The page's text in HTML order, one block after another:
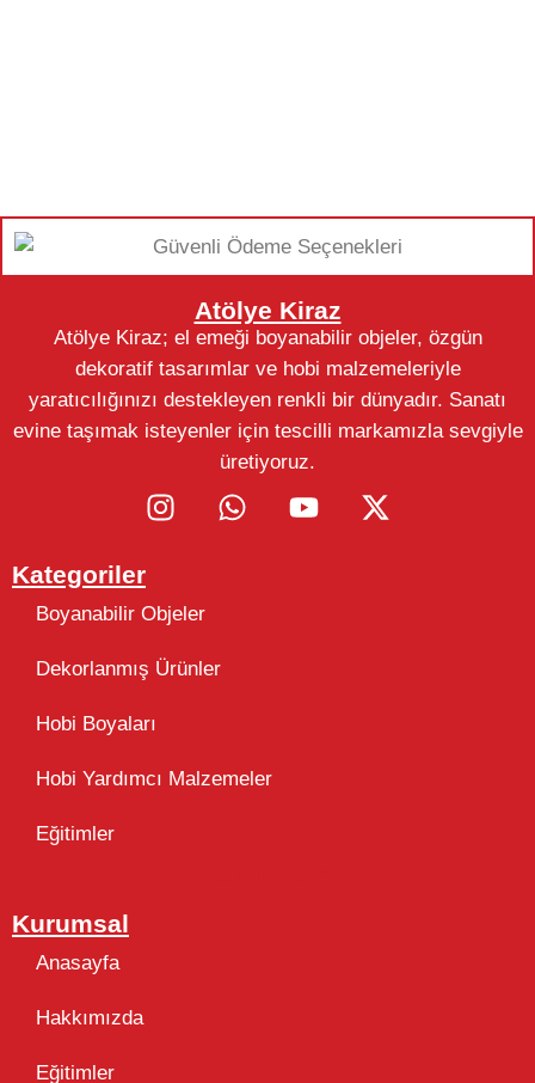
Atölye Kiraz
Atölye Kiraz; el emeği boyanabilir objeler, özgün
dekoratif tasarımlar ve hobi malzemeleriyle
yaratıcılığınızı destekleyen renkli bir dünyadır. Sanatı
evine taşımak isteyenler için tescilli markamızla sevgiyle
üretiyoruz.
Kategoriler
Boyanabilir Objeler
Dekorlanmış Ürünler
Hobi Boyaları
Hobi Yardımcı Malzemeler
Eğitimler
Kurumsal
Anasayfa
Hakkımızda
Eğitimler